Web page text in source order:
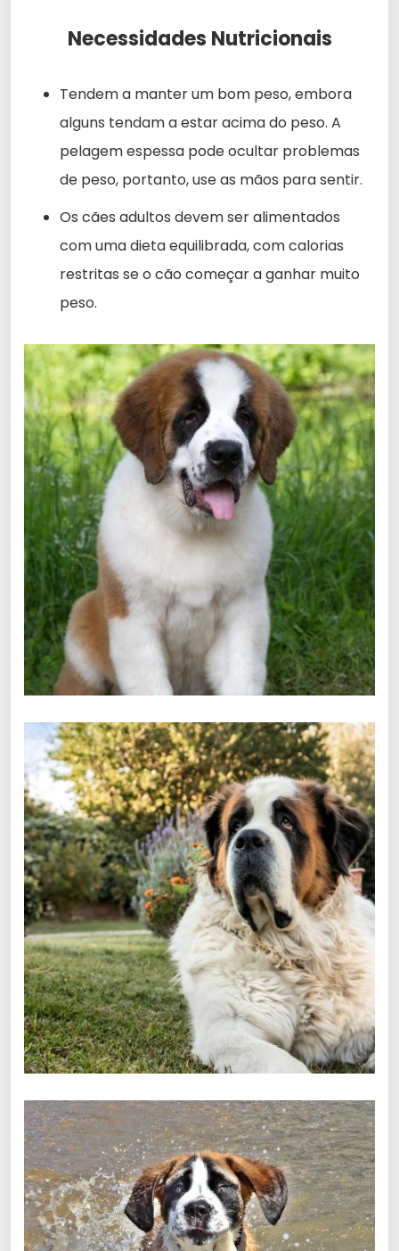
Necessidades Nutricionais
Tendem a manter um bom peso, embora
alguns tendam a estar acima do peso. A
pelagem espessa pode ocultar problemas
de peso, portanto, use as mãos para sentir.
Os cães adultos devem ser alimentados
com uma dieta equilibrada, com calorias
restritas se o cão começar a ganhar muito
peso.